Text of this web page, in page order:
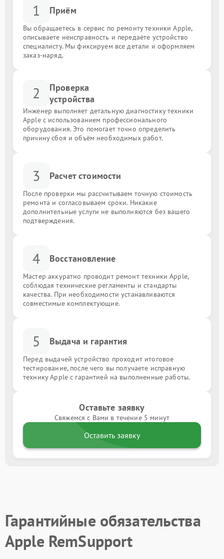
1 Приём
Вы обращаетесь в сервис по ремонту техники Apple,
описываете неисправность и передаёте устройство
специалисту. Мы фиксируем все детали и оформляем
заказ-наряд.
2
Проверка
устройства
Инженер выполняет детальную диагностику техники
Apple с использованием профессионального
оборудования. Это помогает точно определить
причину сбоя и объём необходимых работ.
3 Расчет стоимости
После проверки мы рассчитываем точную стоимость
ремонта и согласовываем сроки. Никакие
дополнительные услуги не выполняются без вашего
подтверждения.
4 Восстановление
Мастер аккуратно проводит ремонт техники Apple,
соблюдая технические регламенты и стандарты
качества. При необходимости устанавливаются
совместимые комплектующие.
5 Выдача и гарантия
Перед выдачей устройство проходит итоговое
тестирование, после чего вы получаете исправную
технику Apple с гарантией на выполненные работы.
Оставьте заявку
Свяжемся с Вами в течение 5 минут
Оставить заявку
Гарантийные обязательства
Apple RemSupport